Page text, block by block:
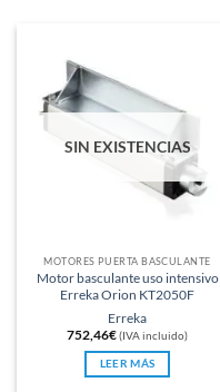
SIN EXISTENCIAS
MOTORES PUERTA BASCULANTE
Motor basculante uso intensivo
Erreka Orion KT2050F
Erreka
752,46€(IVA incluido)
LEER MÁS